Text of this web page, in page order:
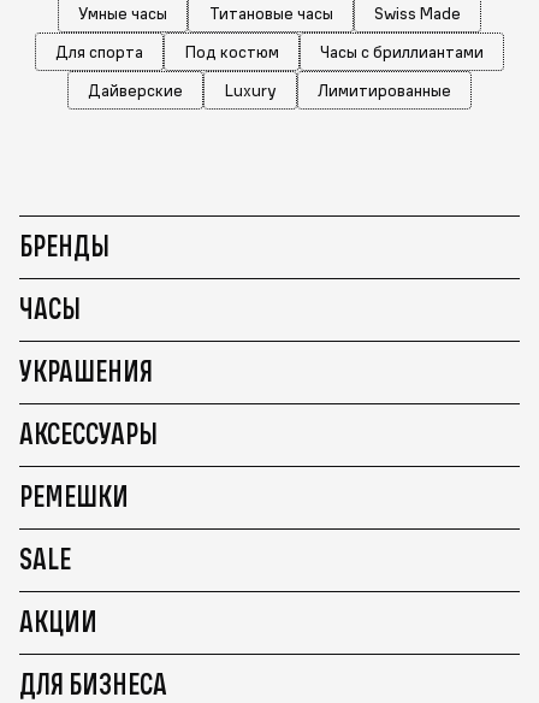
Умные часы
Титановые часы
Swiss Made
Для спорта
Под костюм
Часы с бриллиантами
Дайверские
Luxury Лимитированные
БРЕНДЫ
ЧАСЫ
УКРАШЕНИЯ
АКСЕССУАРЫ
РЕМЕШКИ
SALE
АКЦИИ
ДЛЯ БИЗНЕСА